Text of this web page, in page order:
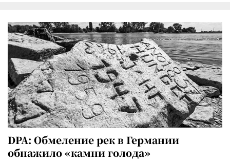
DPA: Обмеление рек в Германии
обнажило «камни голода»